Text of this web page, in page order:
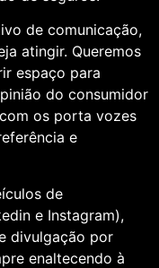
de comunicação,
atingir. Queremos
espaço para
do consumidor
os porta vozes
e
de
e Instagram),
divulgação por
enaltecendo à